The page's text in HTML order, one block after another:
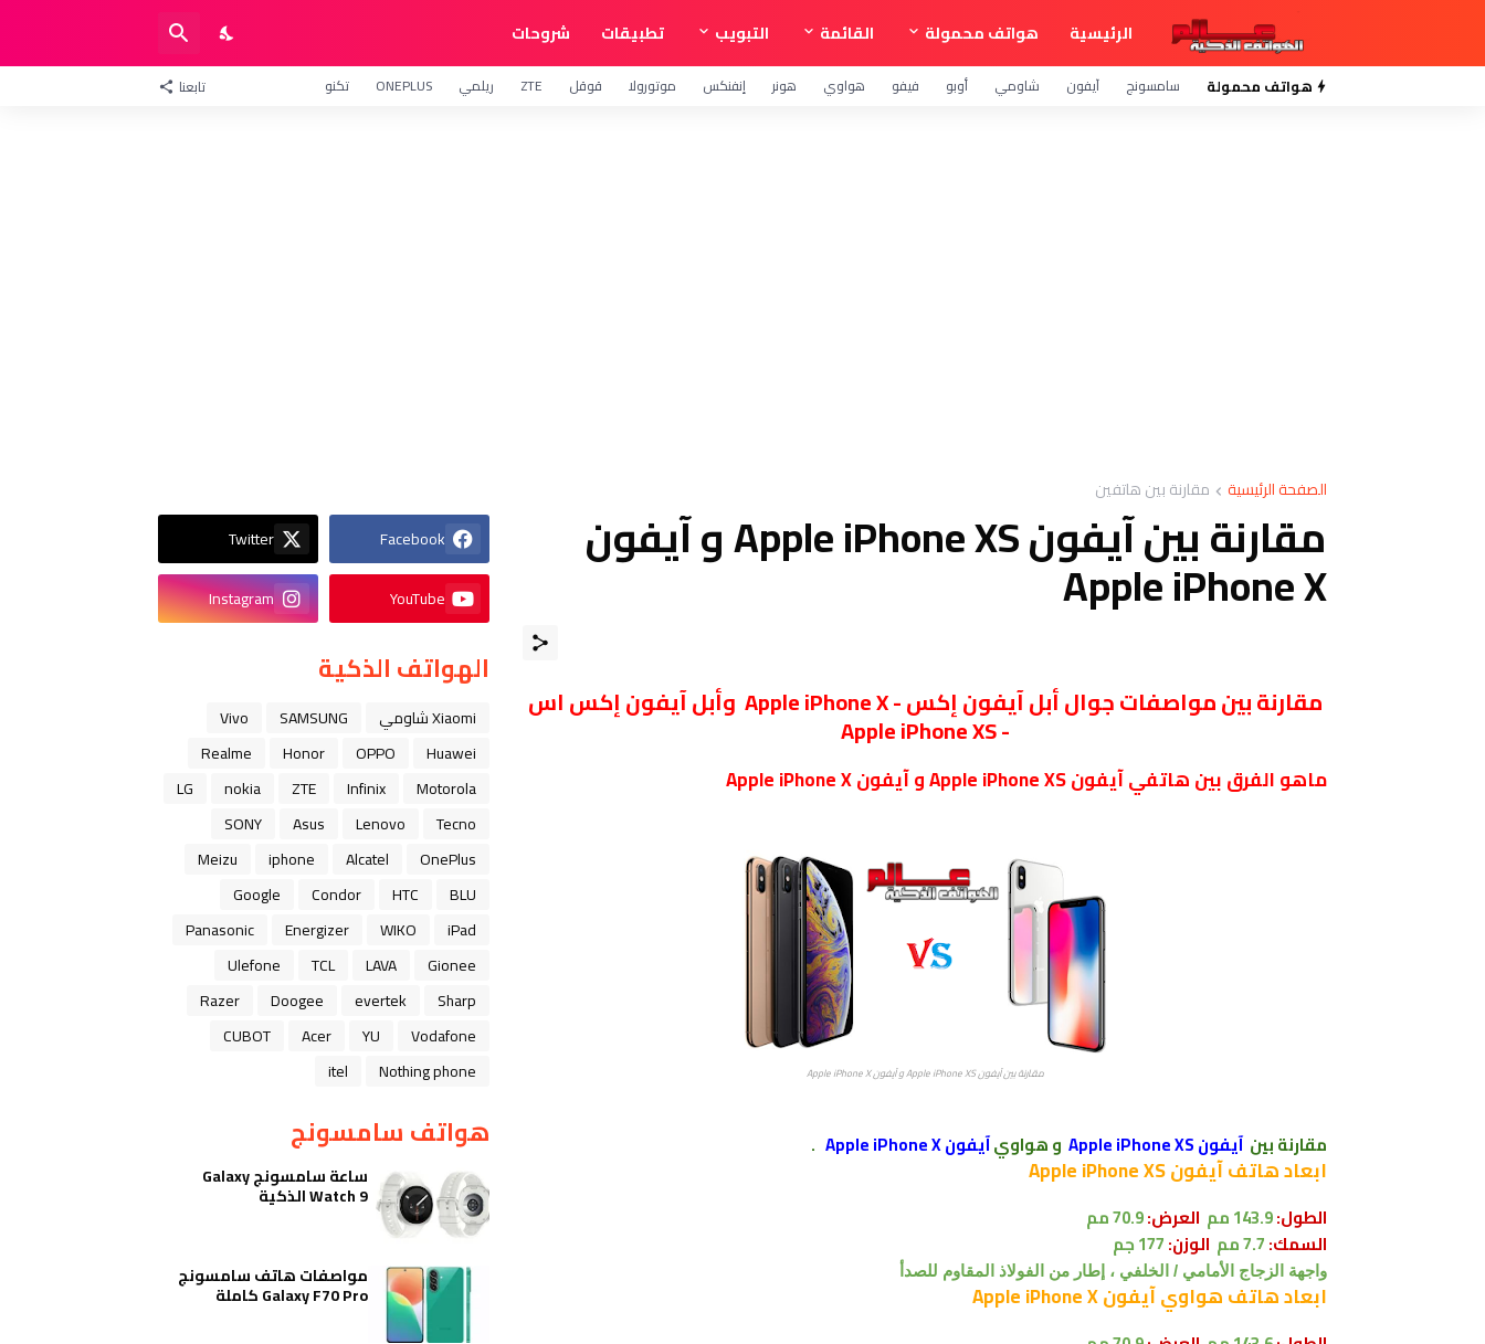
الرئيسية هواتف محمولة القائمة التبويب تطبيقات شروحات
هواتف محمولة سامسونج آيفون شاومي أوبو فيفو هواوي هونر إنفنكس موتورولا قوقل ZTE ريلمي ONEPLUS تكنو تابعنا
الصفحة الرئيسية مقارنة بين هاتفين
مقارنة بين آيفون Apple iPhone XS و آيفون
Apple iPhone X
مقارنة بين مواصفات جوال أبل آيفون إكس - Apple iPhone X وأبل آيفون إكس اس
- Apple iPhone XS
ماهو الفرق بين هاتفي آيفون Apple iPhone XS و آيفون Apple iPhone X
مقارنة بين آيفون Apple iPhone XS و آيفون Apple iPhone X
مقارنة بين آيفون Apple iPhone XS و هواويآيفون Apple iPhone X .
ابعادهاتف آيفون Apple iPhone XS
الطول:143.9 مم العرض:
السمك:7.7 مم الوزن:
واجهة الزجاج الأمامي / الخلفي ، إطار من الفولاذ المقاوم للصدأ
ابعادهاتف هواوي آيفون Apple iPhone X
Facebook
Twitter
YouTube
Instagram
الهواتف الذكية
Xiaomi شاومي SAMSUNG
Vivo
Huawei
OPPO
Honor
Realme
Motorola
Infinix
ZTE
nokia
LG
Tecno
Lenovo
Asus
SONY
OnePlus
Alcatel
iphone
Meizu
BLU
HTC
Condor
Google
iPad
WIKO
Energizer
Panasonic
Gionee
LAVA
TCL
Ulefone
Sharp
evertek
Doogee
Razer
Vodafone
YU
Acer
CUBOT
Nothing phone
itel
هواتف سامسونج
ساعة سامسونج Galaxy
Watch 9 الذكية
مواصفات هاتف سامسونج
Galaxy F70 Pro كاملة